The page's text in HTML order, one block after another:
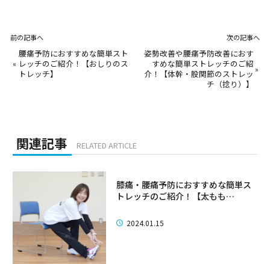
前の記事へ
«
腰痛予防におすすめな簡単スト
レッチのご紹介！【おしりのス
トレッチ】
次の記事へ
姿勢改善や腰痛予防改善におす
すめな簡単ストレッチのご紹
介！【体幹・股関節のストレッ
チ（捻り）】
»
関連記事 RELATED ARTICLE
膝痛・腰痛予防におすすめな簡単ス
トレッチのご紹介！【太もも…
2024.01.15